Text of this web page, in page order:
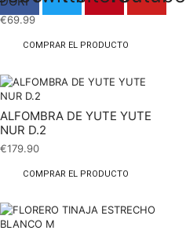
€69.99
COMPRAR EL PRODUCTO
ALFOMBRA DE YUTE YUTE
NUR D.2
€179.90
COMPRAR EL PRODUCTO